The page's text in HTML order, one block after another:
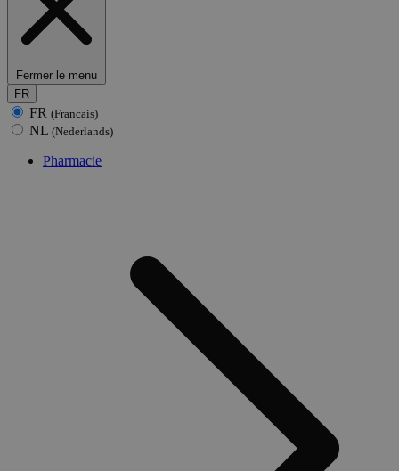
Fermer le menu
FR
FR (Francais)
NL (Nederlands)
Pharmacie